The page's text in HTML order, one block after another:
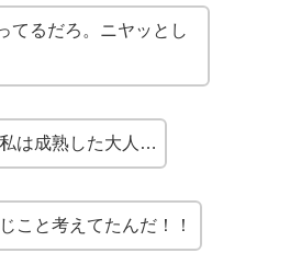
てるだろ。ニヤッとし
は成熟した大人…
こと考えてたんだ！！